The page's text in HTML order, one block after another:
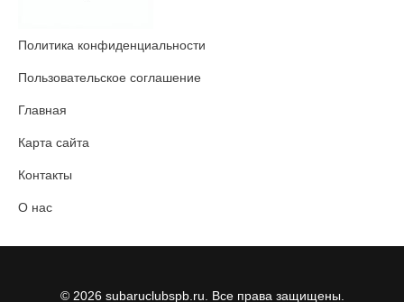
Политика конфиденциальности
Пользовательское соглашение
Главная
Карта сайта
Контакты
О нас
© 2026 subaruclubspb.ru. Все права защищены.